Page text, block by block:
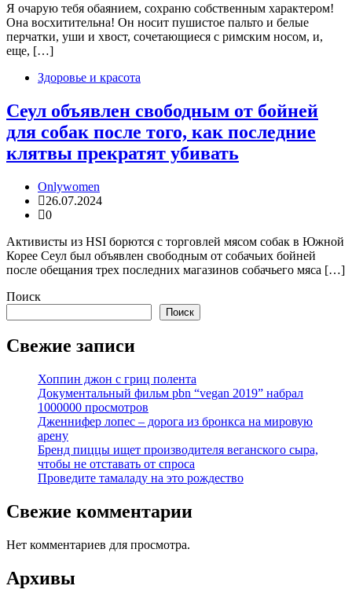
Я очарую тебя обаянием, сохраню собственным характером!
Она восхитительна! Он носит пушистое пальто и белые
перчатки, уши и хвост, сочетающиеся с римским носом, и,
еще, […]
Здоровье и красота
Сеул объявлен свободным от бойней
для собак после того, как последние
клятвы прекратят убивать
Onlywomen
26.07.2024
0
Активисты из HSI борются с торговлей мясом собак в Южной
Корее Сеул был объявлен свободным от собачьих бойней
после обещания трех последних магазинов собачьего мяса […]
Поиск
Поиск
Свежие записи
Хоппин джон с гриц полента
Документальный фильм pbn “vegan 2019” набрал
1000000 просмотров
Дженнифер лопес – дорога из бронкса на мировую
арену
Бренд пиццы ищет производителя веганского сыра,
чтобы не отставать от спроса
Проведите тамаладу на это рождество
Свежие комментарии
Нет комментариев для просмотра.
Архивы